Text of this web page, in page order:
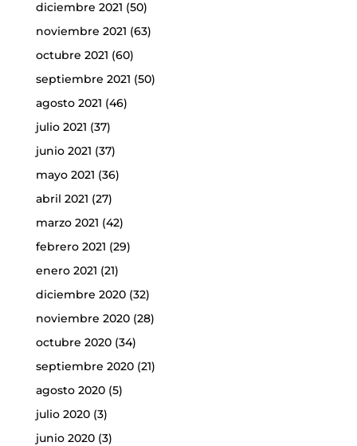
diciembre 2021 (50)
noviembre 2021 (63)
octubre 2021 (60)
septiembre 2021 (50)
agosto 2021 (46)
julio 2021 (37)
junio 2021 (37)
mayo 2021 (36)
abril 2021 (27)
marzo 2021 (42)
febrero 2021 (29)
enero 2021 (21)
diciembre 2020(32)
noviembre 2020(28)
octubre 2020(34)
septiembre 2020(21)
agosto 2020(5)
julio 2020(3)
junio 2020(3)